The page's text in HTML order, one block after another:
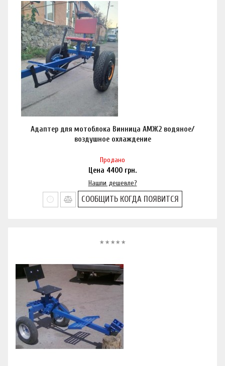
Адаптер для мотоблока Винница АМЖ2 водяное/
воздушное охлаждение
Продано
Цена 4400 грн.
Нашли дешевле?
СООБЩИТЬ КОГДА ПОЯВИТСЯ